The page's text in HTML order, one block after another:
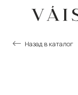
Назад в каталог